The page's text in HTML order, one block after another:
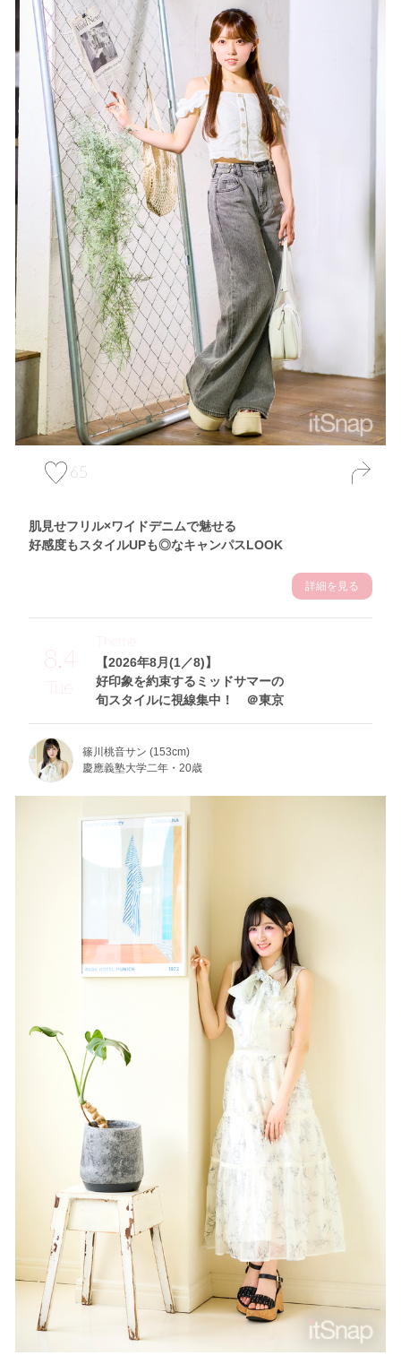
65
肌見せフリル×ワイドデニムで魅せる
好感度もスタイルUPも◎なキャンパスLOOK
詳細を見る
8.4
Tue
【2026年8月(1／8)】
好印象を約束するミッドサマーの
旬スタイルに視線集中！ ＠東京
Theme
篠川桃音サン (153cm)
慶應義塾大学二年・20歳